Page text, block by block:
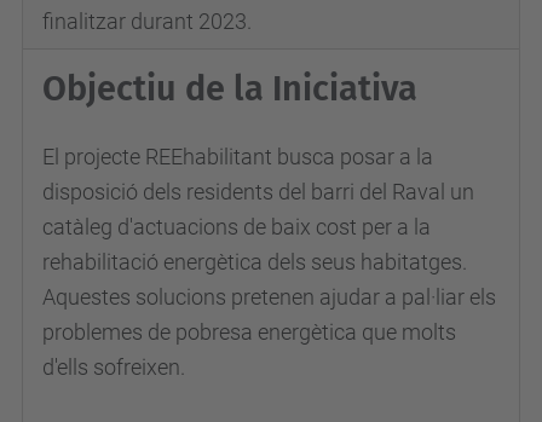
finalitzar durant 2023.
Objectiu de la Iniciativa
El projecte REEhabilitant busca posar a la
disposició dels residents del barri del Raval un
catàleg d'actuacions de baix cost per a la
rehabilitació energètica dels seus habitatges.
Aquestes solucions pretenen ajudar a pal·liar els
problemes de pobresa energètica que molts
d'ells sofreixen.